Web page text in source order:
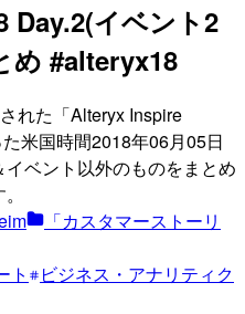
Day.2(イベント2
め #alteryx18
れた「Alteryx Inspire
米国時間2018年06月05日
ベント以外のものをまとめ
「カスタマーストーリ
ト
ビジネス・アナリティク